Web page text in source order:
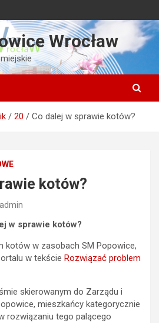
Wrocław
20 Co dalej w sprawie kotów?
kotów?
admin
w sprawie kotów?
kotów w zasobach SM Popowice,
w tekście Rozwiązać problem
skierowanym do Zarządu i
mieszkańcy kategorycznie
rozwiązaniu tego palącego